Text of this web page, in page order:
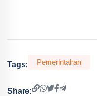
Tags: Pemerintahan
Share: